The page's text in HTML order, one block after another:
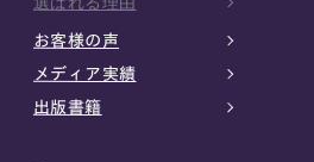
お客様の声
メディア実績
出版書籍